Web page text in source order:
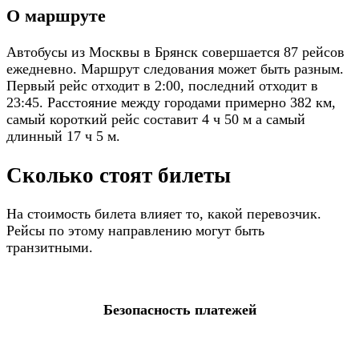
О маршруте
Автобусы из Москвы в Брянск совершается 87 рейсов
ежедневно. Маршрут следования может быть разным.
Первый рейс отходит в 2:00, последний отходит в
23:45. Расстояние между городами примерно 382 км,
самый короткий рейс составит 4 ч 50 м а самый
длинный 17 ч 5 м.
Сколько стоят билеты
На стоимость билета влияет то, какой перевозчик.
Рейсы по этому направлению могут быть
транзитными.
Безопасность платежей